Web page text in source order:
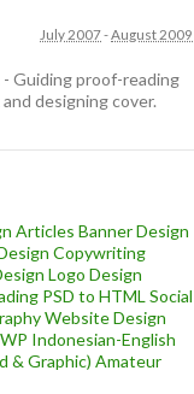
July 2007-August 2009
Guiding proof-reading
designing cover.
Articles Banner Design
Copywriting
Logo Design
PSD to HTML Social
Website Design
Indonesian-English
& Graphic) Amateur